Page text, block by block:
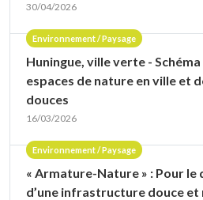
30/04/2026
Environnement / Paysage
Huningue, ville verte -
espaces de nature en ville et
douces
16/03/2026
Environnement / Paysage
« Armature-Nature » : Pour le
d’une infrastructure douce et